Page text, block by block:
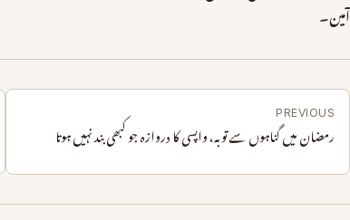
آمین۔
PREVIOUS
رمضان میں گناہوں سے توبہ، واپسی کا دروازہ جو کبھی بند نہیں ہوتا